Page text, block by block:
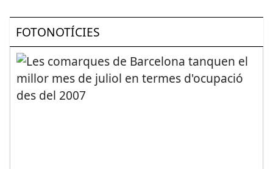
FOTONOTÍCIES